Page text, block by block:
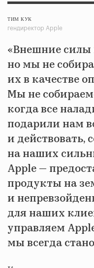
ТИМ КУК
гендиректор Apple
«Внешние силы
но мы не
их в качестве
Мы не
когда все
подарили нам
и действовать,
на наших
Apple —
продукты на
и
для наших
управляем
мы всегда